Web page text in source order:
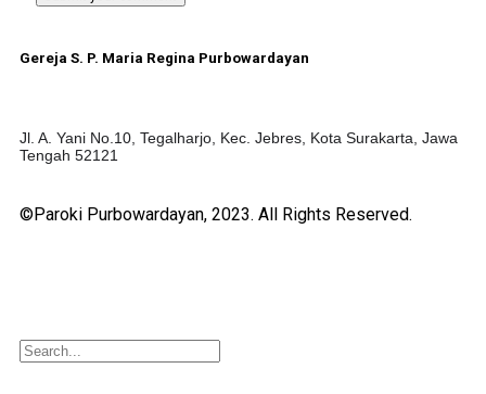
Gereja S. P. Maria Regina Purbowardayan
Jl. A. Yani No.10, Tegalharjo, Kec. Jebres, Kota Surakarta, Jawa
Tengah 52121
©Paroki Purbowardayan, 2023. All Rights Reserved.